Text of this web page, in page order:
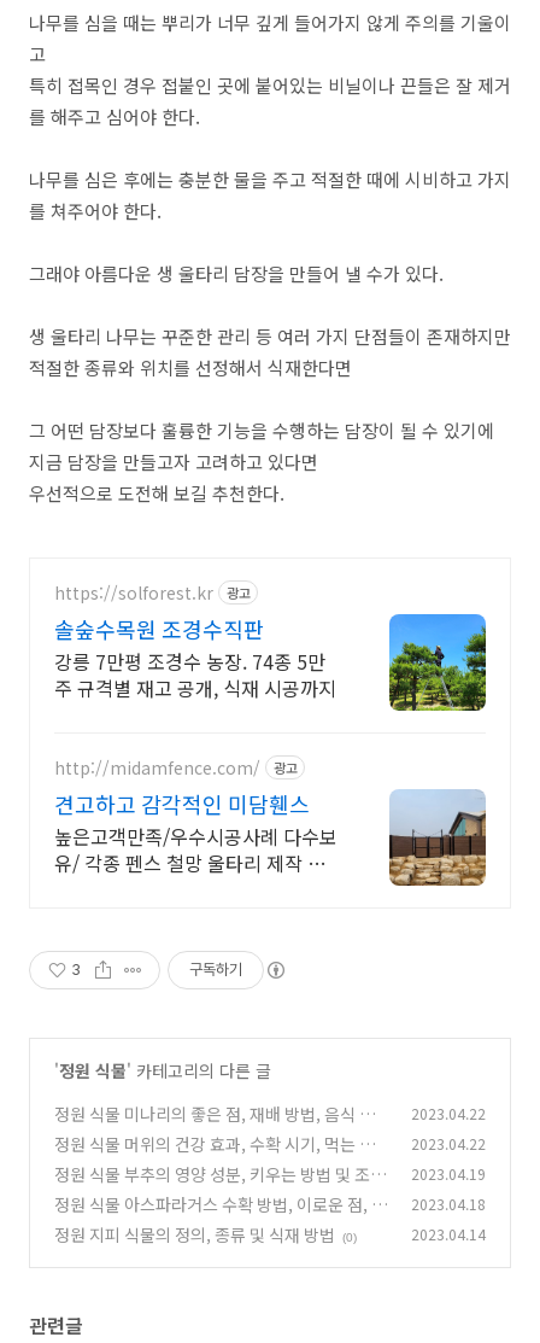
나무를 심을 때는 뿌리가 너무 깊게 들어가지 않게 주의를 기울이
고
특히 접목인 경우 접붙인 곳에 붙어있는 비닐이나 끈들은 잘 제거
를 해주고 심어야 한다.
나무를 심은 후에는 충분한 물을 주고 적절한 때에 시비하고 가지
를 쳐주어야 한다.
그래야 아름다운 생 울타리 담장을 만들어 낼 수가 있다.
생 울타리 나무는 꾸준한 관리 등 여러 가지 단점들이 존재하지만
적절한 종류와 위치를 선정해서 식재한다면
그 어떤 담장보다 훌륭한 기능을 수행하는 담장이 될 수 있기에
지금 담장을 만들고자 고려하고 있다면
우선적으로 도전해 보길 추천한다.
https://solforest.kr 광고
솔숲수목원 조경수직판
강릉 7만평 조경수 농장. 74종 5만
주 규격별 재고 공개, 식재 시공까지
http://midamfence.com/ 광고
견고하고 감각적인 미담휀스
높은고객만족/우수시공사례 다수보
유/ 각종 펜스 철망 울타리 제작 및
3 구독하기
'정원 식물' 카테고리의 다른 글
정원 식물 미나리의 좋은 점, 재배 방법, 음식 활
용 방법
(0)
2023.04.22
정원 식물 머위의 건강 효과, 수확 시기, 먹는 방
법
(0)
2023.04.22
정원 식물 부추의 영양 성분, 키우는 방법 및 조리
방법
(0)
2023.04.19
정원 식물 아스파라거스 수확 방법, 이로운 점, 요
리법
(0)
2023.04.18
정원 지피 식물의 정의, 종류 및 식재 방법 (0) 2023.04.14
관련글